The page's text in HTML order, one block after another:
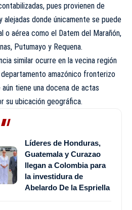
pues provienen de
alejadas donde únicamente se puede
o aérea como el Datem del Marañón,
Putumayo y Requena.
similar ocurre en la vecina región
departamento amazónico fronterizo
tiene una docena de actas
su ubicación geográfica.
Líderes de Honduras,
Guatemala y Curazao
llegan a Colombia para
la investidura de
Abelardo De la Espriella